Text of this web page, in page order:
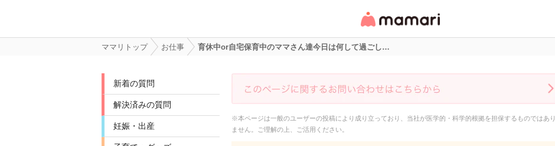
リ・情報サイト
ママリトップ お仕事 育休中or自宅保育中のママさん達今日は何して過ごし…
新着の質問
解決済みの質問
妊娠・出産
※本ページは一般のユーザーの投稿により成り立っており、当社が医学的・科学的根拠を担保するものではあり
ません。ご理解の上、ご活用ください。